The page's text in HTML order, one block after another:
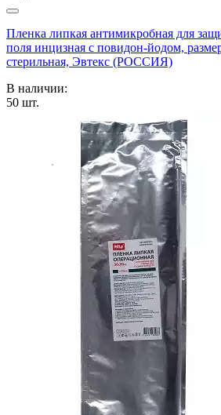
Пленка липкая антимикробная для
поля инцизная с повидон-йодом,
стерильная, Эвтекс (РОССИЯ)
В наличии:
50 шт.